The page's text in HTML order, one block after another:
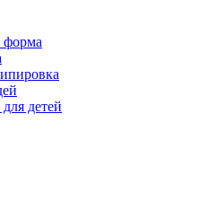
форма
детей